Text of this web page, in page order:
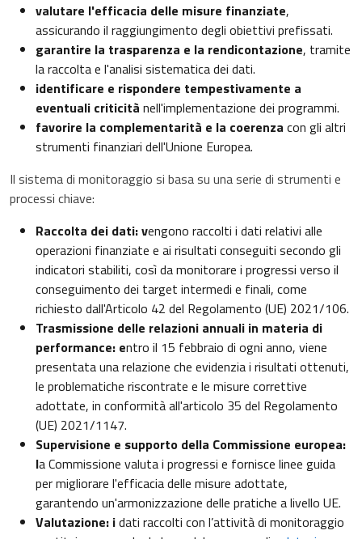
valutare l'efficacia delle misure finanziate,
assicurando il raggiungimento degli obiettivi prefissati.
garantire la trasparenza e la rendicontazione, tramite
la raccolta e l'analisi sistematica dei dati.
identificare e rispondere tempestivamente a
eventuali criticità nell'implementazione dei programmi.
favorire la complementarità e la coerenza con gli altri
strumenti finanziari dell'Unione Europea.
Il sistema di monitoraggio si basa su una serie di strumenti e
processi chiave:
Raccolta dei dati: vengono raccolti i dati relativi alle
operazioni finanziate e ai risultati conseguiti secondo gli
indicatori stabiliti, così da monitorare i progressi verso il
conseguimento dei target intermedi e finali, come
richiesto dall'Articolo 42 del Regolamento (UE) 2021/106.
Trasmissione delle relazioni annuali in materia di
performance: entro il 15 febbraio di ogni anno, viene
presentata una relazione che evidenzia i risultati ottenuti,
le problematiche riscontrate e le misure correttive
adottate, in conformità all'articolo 35 del Regolamento
(UE) 2021/1147.
Supervisione e supporto della Commissione europea:
la Commissione valuta i progressi e fornisce linee guida
per migliorare l'efficacia delle misure adottate,
garantendo un'armonizzazione delle pratiche a livello UE.
Valutazione: idati raccolti con l’attività di monitoraggio